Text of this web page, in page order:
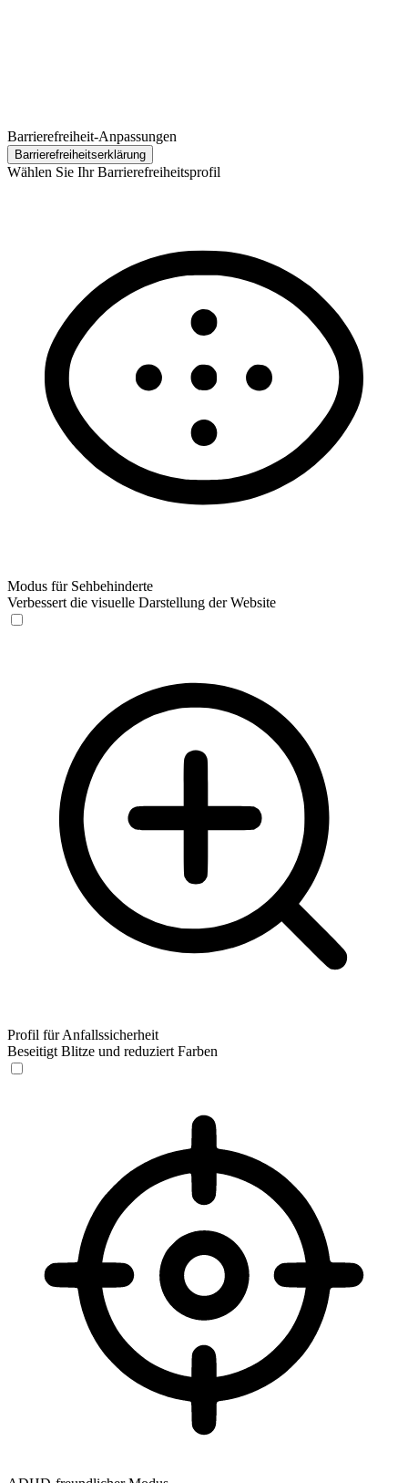
Barrierefreiheit-Anpassungen
Barrierefreiheits­erklärung
Wählen Sie Ihr Barrierefreiheitsprofil
Modus für Sehbehinderte
Verbessert die visuelle Darstellung der Website
Profil für Anfallssicherheit
Beseitigt Blitze und reduziert Farben